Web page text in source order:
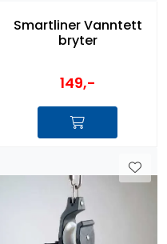
Smartliner Vanntett
bryter
149,-